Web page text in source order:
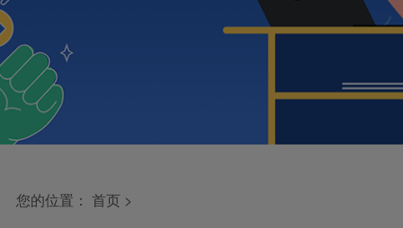
您的位置： 首页 >